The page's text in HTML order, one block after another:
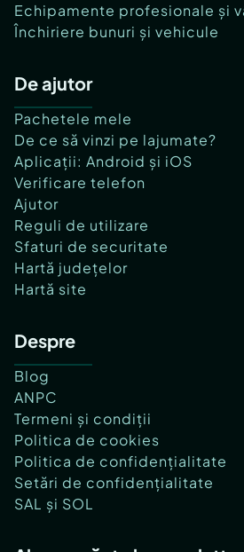
Echipamente profesionale și
Închiriere bunuri și vehicule
De ajutor
Pachetele mele
De ce să vinzi pe lajumate?
Aplicații: Android și iOS
Verificare telefon
Ajutor
Reguli de utilizare
Sfaturi de securitate
Hartă județelor
Hartă site
Despre
Blog
ANPC
Termeni și condiții
Politica de cookies
Politica de confidențialitate
Setări de confidențialitate
SAL și SOL